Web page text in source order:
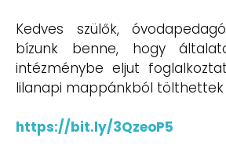
Kedves szülők,
bízunk benne, hogy
intézménybe eljut
lilanapi mappánkból tölthettek
https://bit.ly/3QzeoP5